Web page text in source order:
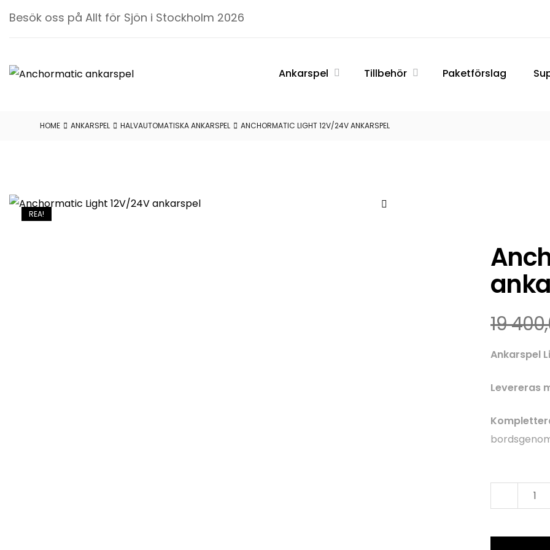
Besök oss på Allt för Sjön i Stockholm 2026
ANCHORMATIC
Anchormatic
Ankarspel Tillbehör Paketförslag
HOME ANKARSPEL HALVAUTOMATISKA ANKARSPEL ANCHORMATIC LIGHT 12V/24V ANKARSPEL
REA!
19
Ankarspel
Levereras